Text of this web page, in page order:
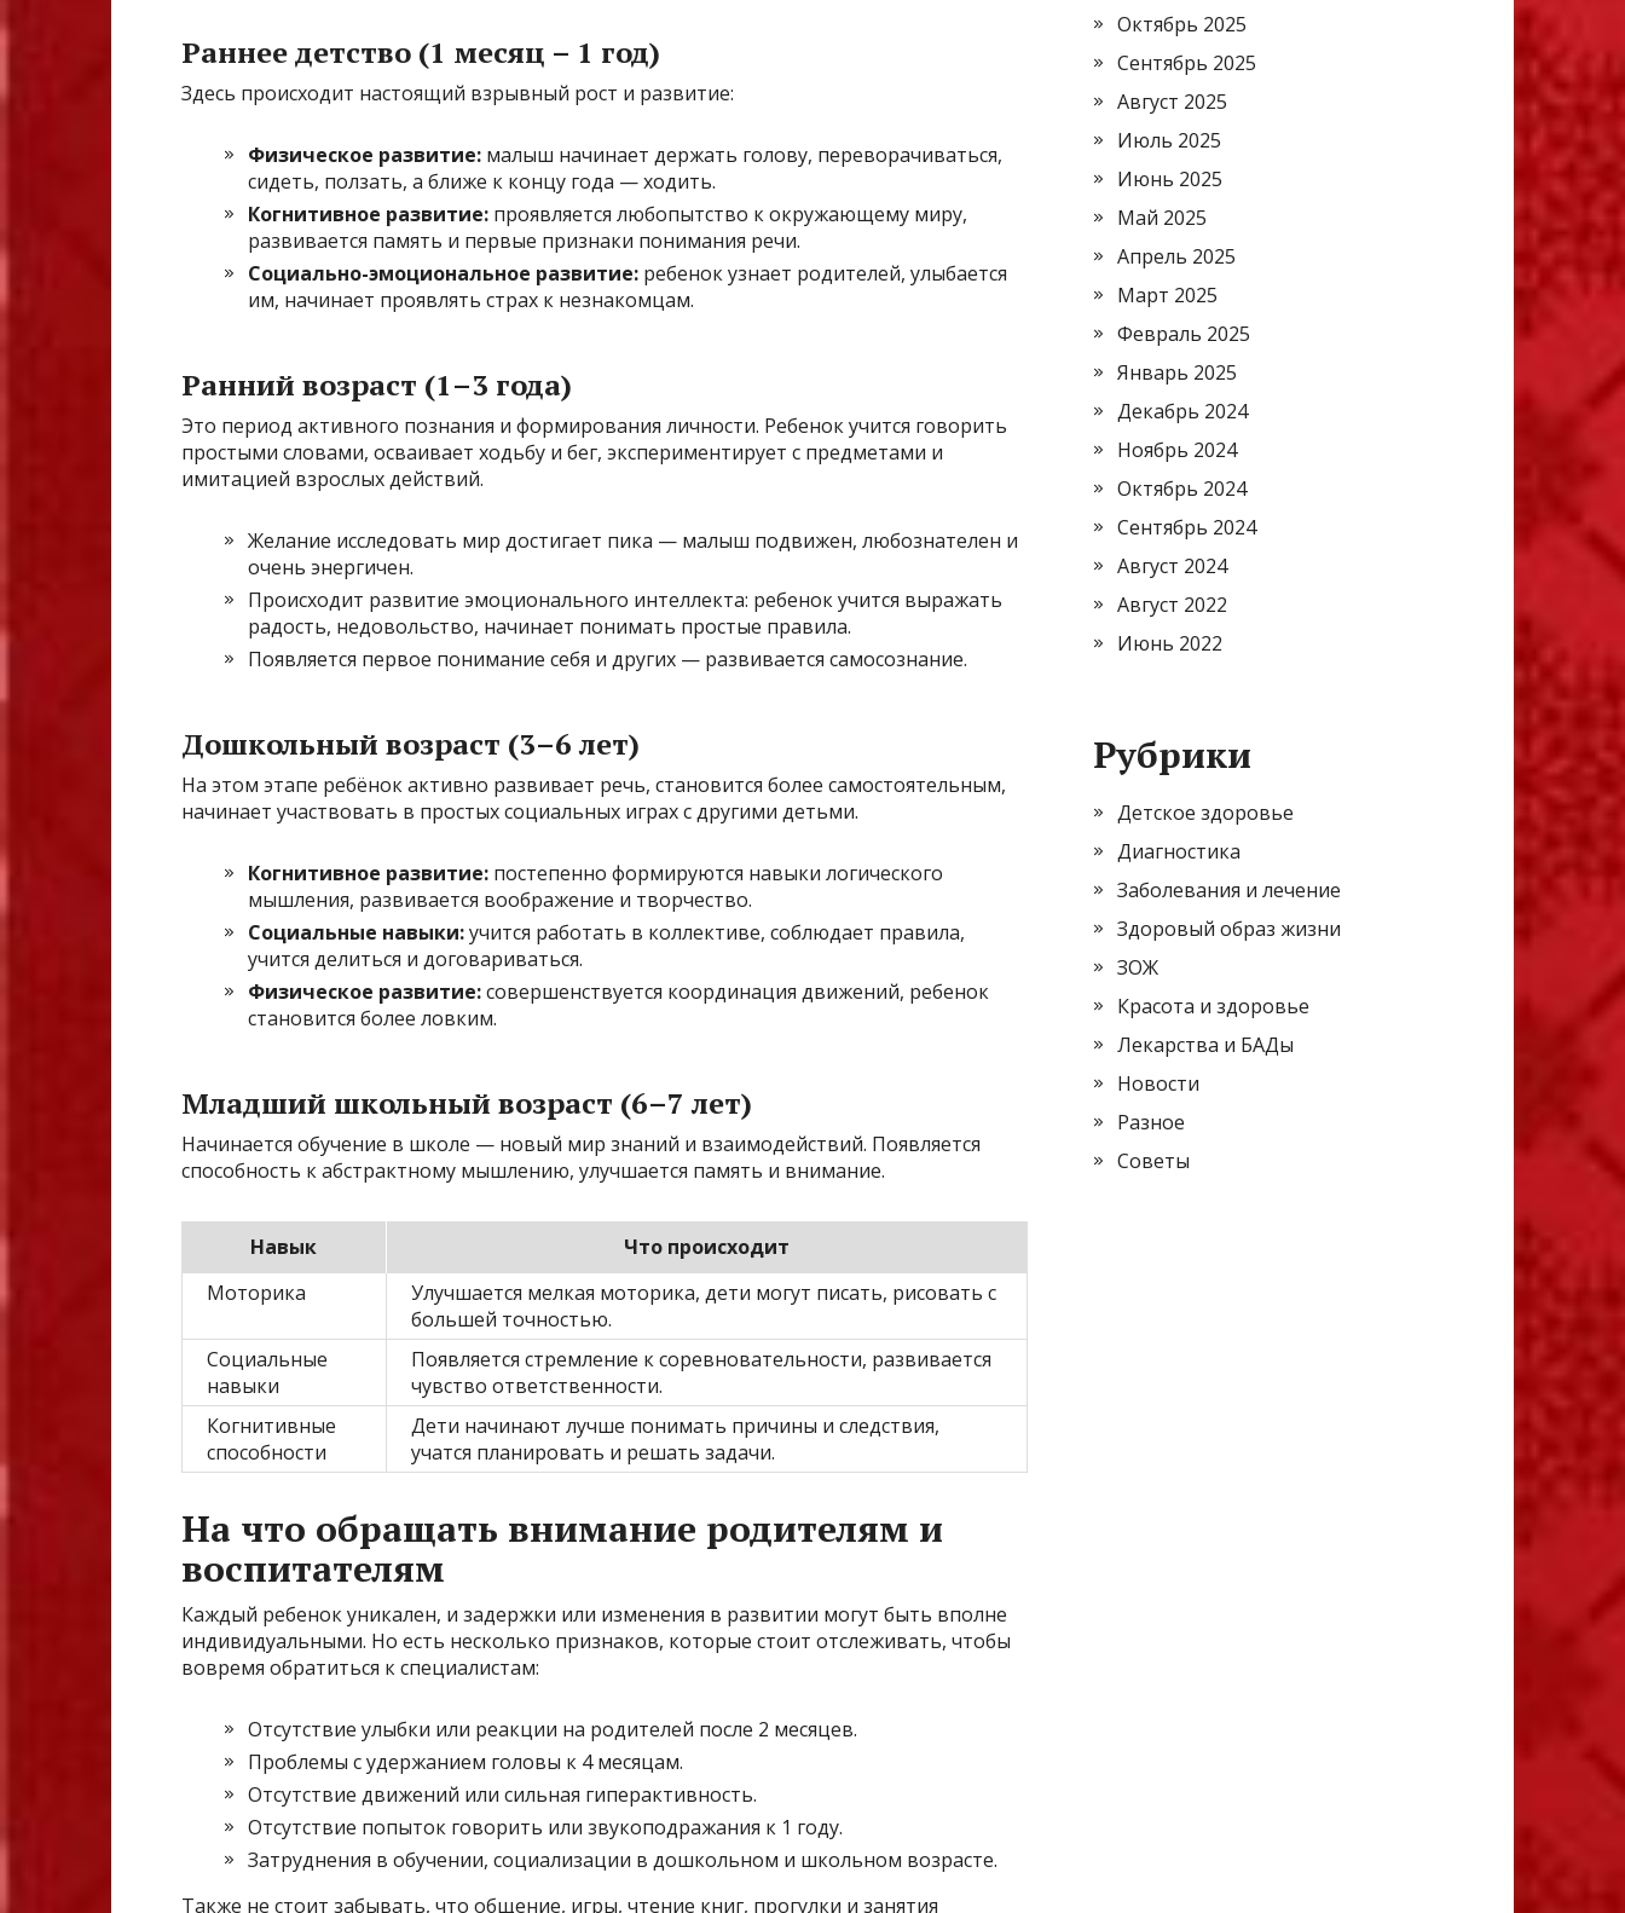
Раннее детство (1 месяц – 1 год)
Здесь происходит настоящий взрывный рост и развитие:
Физическое развитие: малыш начинает держать голову, переворачиваться,
сидеть, ползать, а ближе к концу года — ходить.
Когнитивное развитие: проявляется любопытство к окружающему миру,
развивается память и первые признаки понимания речи.
Социально-эмоциональное развитие: ребенок узнает родителей, улыбается
им, начинает проявлять страх к незнакомцам.
Ранний возраст (1–3 года)
Это период активного познания и формирования личности. Ребенок учится говорить
простыми словами, осваивает ходьбу и бег, экспериментирует с предметами и
имитацией взрослых действий.
Желание исследовать мир достигает пика — малыш подвижен, любознателен и
очень энергичен.
Происходит развитие эмоционального интеллекта: ребенок учится выражать
радость, недовольство, начинает понимать простые правила.
Появляется первое понимание себя и других — развивается самосознание.
Дошкольный возраст (3–6 лет)
На этом этапе ребёнок активно развивает речь, становится более самостоятельным,
начинает участвовать в простых социальных играх с другими детьми.
Когнитивное развитие: постепенно формируются навыки логического
мышления, развивается воображение и творчество.
Социальные навыки:учится работать в коллективе, соблюдает правила,
учится делиться и договариваться.
Физическое развитие:совершенствуется координация движений, ребенок
становится более ловким.
Младший школьный возраст (6–7 лет)
Начинается обучение в школе — новый мир знаний и взаимодействий. Появляется
способность к абстрактному мышлению, улучшается память и внимание.
Навык
Что происходит
Моторика
Улучшается мелкая моторика, дети могут писать, рисовать с
большей точностью.
Социальные
навыки
Появляется стремление к соревновательности, развивается
чувство ответственности.
Когнитивные
способности
Дети начинают лучше понимать причины и следствия,
учатся планировать и решать задачи.
На что обращать внимание родителям и
воспитателям
Каждый ребенок уникален, и задержки или изменения в развитии могут быть вполне
индивидуальными. Но есть несколько признаков, которые стоит отслеживать, чтобы
вовремя обратиться к специалистам:
Отсутствие улыбки или реакции на родителей после 2 месяцев.
Проблемы с удержанием головы к 4 месяцам.
Отсутствие движений или сильная гиперактивность.
Отсутствие попыток говорить или звукоподражания к 1 году.
Затруднения в обучении, социализации в дошкольном и школьном возрасте.
Также не стоит забывать, что общение, игры, чтение книг, прогулки и занятия
Октябрь 2025
Сентябрь 2025
Август 2025
Июль 2025
Июнь 2025
Май 2025
Апрель 2025
Март 2025
Февраль 2025
Январь 2025
Декабрь 2024
Ноябрь 2024
Октябрь 2024
Сентябрь 2024
Август 2024
Август 2022
Июнь 2022
Рубрики
Детское здоровье
Диагностика
Заболевания и лечение
Здоровый образ жизни
ЗОЖ
Красота и здоровье
Лекарства и БАДы
Новости
Разное
Советы